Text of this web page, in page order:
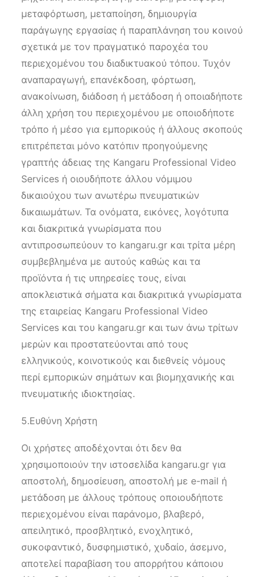
μεταφόρτωση, μεταποίηση, δημιουργία
παράγωγης εργασίας ή παραπλάνηση του κοινού
σχετικά με τον πραγματικό παροχέα του
περιεχομένου του διαδικτυακού τόπου. Τυχόν
αναπαραγωγή, επανέκδοση, φόρτωση,
ανακοίνωση, διάδοση ή μετάδοση ή οποιαδήποτε
άλλη χρήση του περιεχομένου με οποιοδήποτε
τρόπο ή μέσο για εμπορικούς ή άλλους σκοπούς
επιτρέπεται μόνο κατόπιν προηγούμενης
γραπτής άδειας της Kangaru Professional Video
Services ή οιουδήποτε άλλου νόμιμου
δικαιούχου των ανωτέρω πνευματικών
δικαιωμάτων. Τα ονόματα, εικόνες, λογότυπα
και διακριτικά γνωρίσματα που
αντιπροσωπεύουν το kangaru.gr και τρίτα μέρη
συμβεβλημένα με αυτούς καθώς και τα
προϊόντα ή τις υπηρεσίες τους, είναι
αποκλειστικά σήματα και διακριτικά γνωρίσματα
της εταιρείας Kangaru Professional Video
Services και του kangaru.gr και των άνω τρίτων
μερών και προστατεύονται από τους
ελληνικούς, κοινοτικούς και διεθνείς νόμους
περί εμπορικών σημάτων και βιομηχανικής και
πνευματικής ιδιοκτησίας.
5.Ευθύνη Χρήστη
Οι χρήστες αποδέχονται ότι δεν θα
χρησιμοποιούν την ιστοσελίδα kangaru.gr για
αποστολή, δημοσίευση, αποστολή με e-mail ή
μετάδοση με άλλους τρόπους οποιουδήποτε
περιεχομένου είναι παράνομο, βλαβερό,
απειλητικό, προσβλητικό, ενοχλητικό,
συκοφαντικό, δυσφημιστικό, χυδαίο, άσεμνο,
αποτελεί παραβίαση του απορρήτου κάποιου